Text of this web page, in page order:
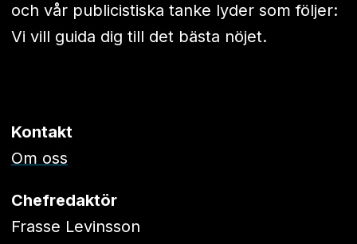
och vår publicistiska tanke lyder som följer:
Vi vill guida dig till det bästa nöjet.
Kontakt
Om oss
Chefredaktör
Frasse Levinsson